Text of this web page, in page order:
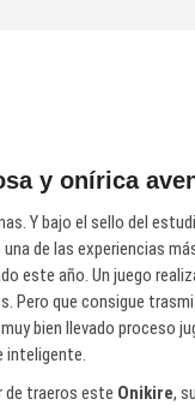
y onírica
Y bajo el sello del
de las experiencias
este año. Un juego
Pero que consigue
bien llevado proceso
inteligente.
de traeros este Onikire,